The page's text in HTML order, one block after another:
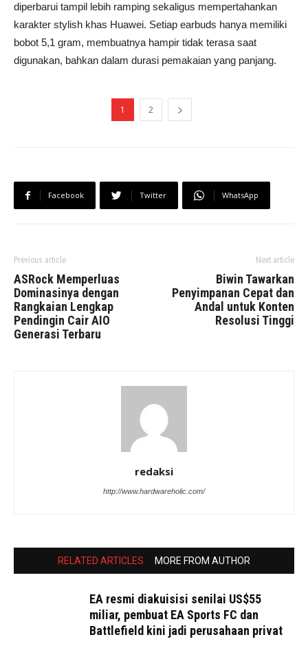
diperbarui tampil lebih ramping sekaligus mempertahankan
karakter stylish khas Huawei. Setiap earbuds hanya memiliki
bobot 5,1 gram, membuatnya hampir tidak terasa saat
digunakan, bahkan dalam durasi pemakaian yang panjang.
1 2
Facebook Twitter WhatsApp
Previous article
ASRock Memperluas
Dominasinya dengan
Rangkaian Lengkap
Pendingin Cair AIO
Generasi Terbaru
Next article
Biwin Tawarkan
Penyimpanan Cepat dan
Andal untuk Konten
Resolusi Tinggi
redaksi
http://www.hardwareholic.com/
RELATED ARTICLES MORE FROM AUTHOR
EA resmi diakuisisi senilai US$55
miliar, pembuat EA Sports FC dan
Battlefield kini jadi perusahaan privat